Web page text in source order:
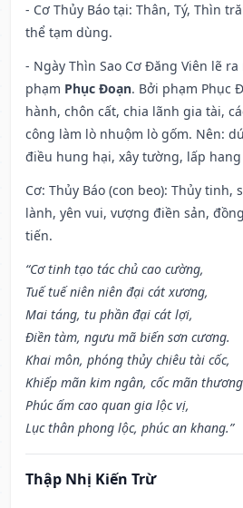
- Cơ Thủy Báo tại: Thân, Tý, Thìn
thể tạm dùng.
- Ngày Thìn Sao Cơ Đăng Viên lẽ
phạm Phục Đoạn. Bởi phạm Phục
hành, chôn cất, chia lãnh gia tài,
công làm lò nhuộm lò gốm. Nên:
điều hung hại, xây tường, lấp
Cơ: Thủy Báo (con beo): Thủy tinh,
lành, yên vui, vượng điền sản,
tiến.
“Cơ tinh tạo tác chủ cao cường,
Tuế tuế niên niên đại cát xương,
Mai táng, tu phần đại cát lợi,
Điền tàm, ngưu mã biến sơn cương.
Khai môn, phóng thủy chiêu tài cốc,
Khiếp mãn kim ngân, cốc mãn
Phúc ấm cao quan gia lộc vị,
Lục thân phong lộc, phúc an khang.”
Thập Nhị Kiến Trừ